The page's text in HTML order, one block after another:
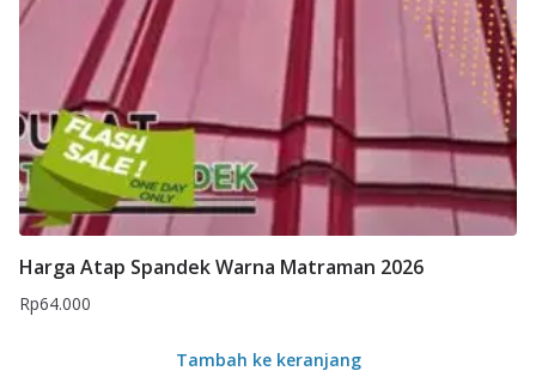
Harga Atap Spandek Warna Matraman 2026
Rp64.000
Tambah ke keranjang